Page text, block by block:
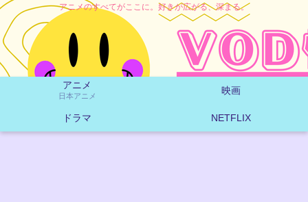
アニメのすべてがここに。好きが広がる、深まる。
アニメ
日本アニメ 映画
ドラマ NETFLIX